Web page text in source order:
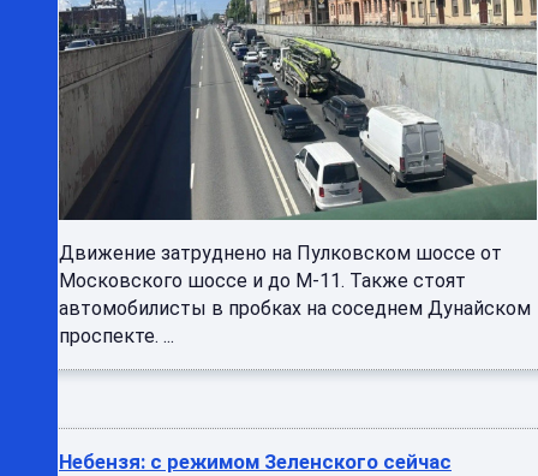
Движение затруднено на Пулковском шоссе от
Московского шоссе и до М-11. Также стоят
автомобилисты в пробках на соседнем Дунайском
проспекте. ...
Небензя: с режимом Зеленского сейчас